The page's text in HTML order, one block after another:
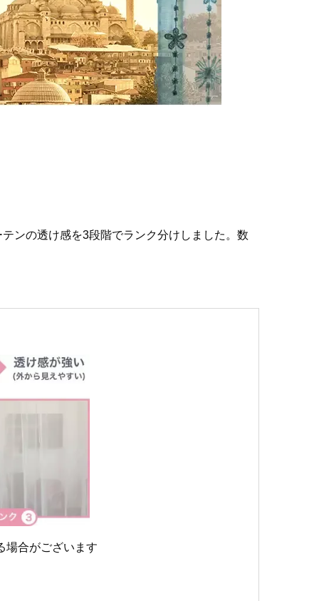
ンの透け感を3段階でランク分けしました。数
場合がございます